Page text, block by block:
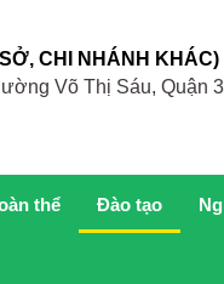
CHI NHÁNH KHÁC)
Võ Thị Sáu, Quận 3
thể Đào tạo